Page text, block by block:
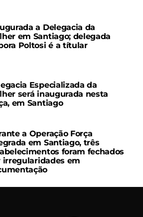
a Delegacia da
em Santiago; delegada
Poltosi é a títular
Especializada da
será inaugurada nesta
em Santiago
a Operação Força
em Santiago, três
foram fechados
irregularidades em